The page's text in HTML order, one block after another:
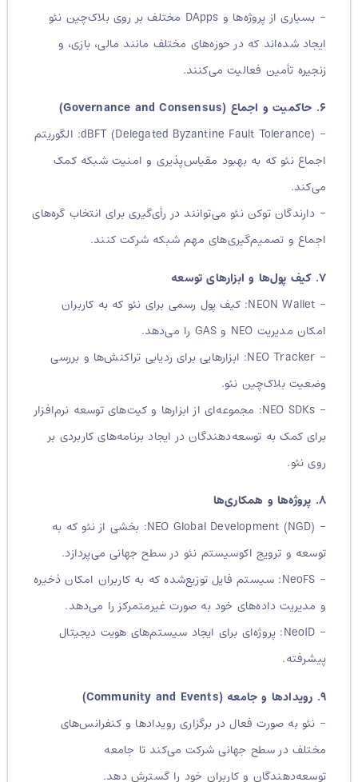
– بسیاری از پروژه‌ها و DApps مختلف بر روی بلاک‌چین نئو
ایجاد شده‌اند که در حوزه‌های مختلف مانند مالی، بازی، و
زنجیره تأمین فعالیت می‌کنند.
– dBFT (Delegated Byzantine Fault Tolerance): الگوریتم
اجماع نئو که به بهبود مقیاس‌پذیری و امنیت شبکه کمک
می‌کند.
– دارندگان توکن نئو می‌توانند در رأی‌گیری برای انتخاب گره‌های
اجماع و تصمیم‌گیری‌های مهم شبکه شرکت کنند.
– NEON Wallet: کیف پول رسمی برای نئو که به کاربران
امکان مدیریت NEO و GAS را می‌دهد.
– NEO Tracker: ابزارهایی برای ردیابی تراکنش‌ها و بررسی
وضعیت بلاک‌چین نئو.
– NEO SDKs: مجموعه‌ای از ابزارها و کیت‌های توسعه نرم‌افزار
برای کمک به توسعه‌دهندگان در ایجاد برنامه‌های کاربردی بر
روی نئو.
– NEO Global Development (NGD): بخشی از نئو که به
توسعه و ترویج اکوسیستم نئو در سطح جهانی می‌پردازد.
– NeoFS: سیستم فایل توزیع‌شده که به کاربران امکان ذخیره
و مدیریت داده‌های خود به صورت غیرمتمرکز را می‌دهد.
– NeoID: پروژه‌ای برای ایجاد سیستم‌های هویت دیجیتال
پیشرفته.
– نئو به صورت فعال در برگزاری رویدادها و کنفرانس‌های
مختلف در سطح جهانی شرکت می‌کند تا جامعه
توسعه‌دهندگان و کاربران خود را گسترش دهد.